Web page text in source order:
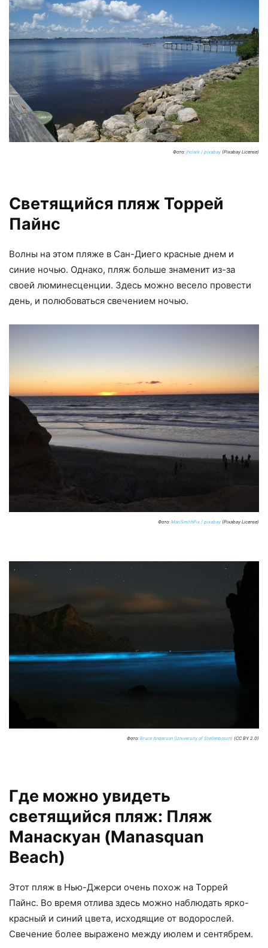
Фото: jhclark / pixabay (Pixabay License)
Светящийся пляж Торрей
Пайнс
Волны на этом пляже в Сан-Диего красные днем и
синие ночью. Однако, пляж больше знаменит из-за
своей люминесценции. Здесь можно весело провести
день, и полюбоваться свечением ночью.
Фото: MariSmithPix / pixabay (Pixabay License)
Фото: Bruce Anderson (University of Stellenbosch) (CC BY 2.0)
Где можно увидеть
светящийся пляж: Пляж
Манаскуан (Manasquan
Beach)
Этот пляж в Нью-Джерси очень похож на Торрей
Пайнс. Во время отлива здесь можно наблюдать ярко-
красный и синий цвета, исходящие от водорослей.
Свечение более выражено между июлем и сентябрем.